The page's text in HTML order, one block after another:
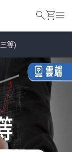
等)
searchshopping_cartmenu